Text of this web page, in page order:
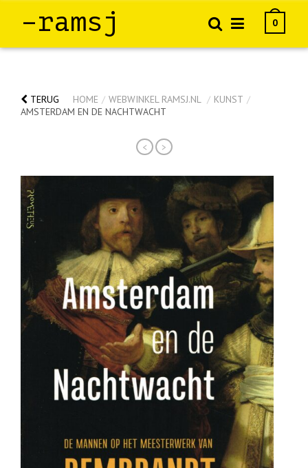
–ramsj 0
TERUG HOME / WEBWINKEL RAMSJ.NL / KUNST /
AMSTERDAM EN DE NACHTWACHT
< >